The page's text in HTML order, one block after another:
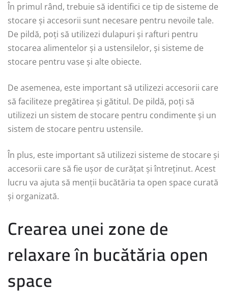
În primul rând, trebuie să identifici ce tip de sisteme de
stocare și accesorii sunt necesare pentru nevoile tale.
De pildă, poți să utilizezi dulapuri și rafturi pentru
stocarea alimentelor și a ustensilelor, și sisteme de
stocare pentru vase și alte obiecte.
De asemenea, este important să utilizezi accesorii care
să faciliteze pregătirea și gătitul. De pildă, poți să
utilizezi un sistem de stocare pentru condimente și un
sistem de stocare pentru ustensile.
În plus, este important să utilizezi sisteme de stocare și
accesorii care să fie ușor de curățat și întreținut. Acest
lucru va ajuta să menții bucătăria ta open space curată
și organizată.
Crearea unei zone de
relaxare în bucătăria open
space